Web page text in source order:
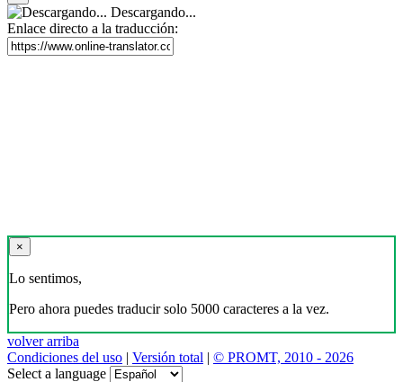
Descargando...
Enlace directo a la traducción:
×
Lo sentimos,
Pero ahora puedes traducir solo 5000 caracteres a la vez.
volver arriba
Condiciones del uso | Versión total | © PROMT, 2010 - 2026
Select a language